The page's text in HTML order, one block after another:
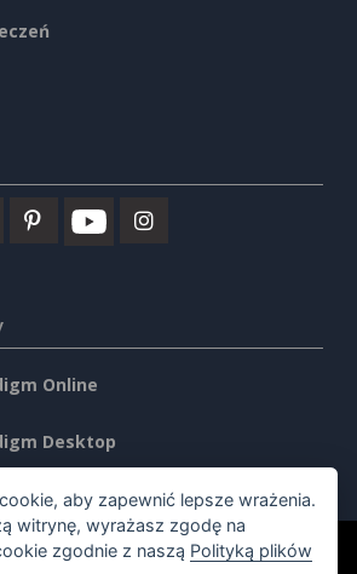
Online
Desktop
Wszelkie prawa zastrzeżone.
aby zapewnić lepsze wrażenia.
witrynę, wyrażasz zgodę na
zgodnie z naszą Polityką plików